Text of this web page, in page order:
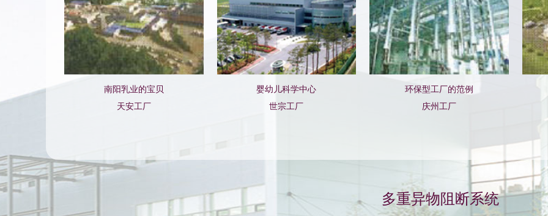
南阳乳业的宝贝
天安工厂
婴幼儿科学中心
世宗工厂
环保型工厂的范例
庆州工厂
多重异物阻断系统